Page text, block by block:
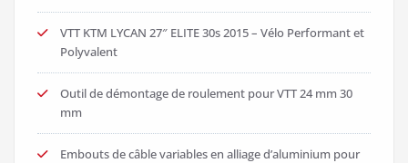
VTT KTM LYCAN 27″ ELITE 30s 2015 – Vélo Performant et
Polyvalent
Outil de démontage de roulement pour VTT 24 mm 30
mm
Embouts de câble variables en alliage d’aluminium pour